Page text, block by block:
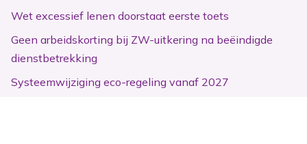
Wet excessief lenen doorstaat eerste toets
Geen arbeidskorting bij ZW-uitkering na beëindigde
dienstbetrekking
Systeemwijziging eco-regeling vanaf 2027